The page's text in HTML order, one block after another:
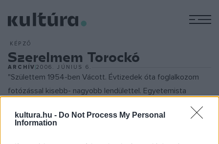
kultura.hu - Do Not Process My Personal
Information
KÉPZŐ
Szerelmem Torockó
ARCHÍV2006. JÚNIUS 6.
"Születtem 1954-ben Vácott. Évtizedek óta foglalkozom
fotózással kisebb- nagyobb lendülettel. Egyetemista
Orosházán. Aztán jó darabig csak szakmai fotózást űztem